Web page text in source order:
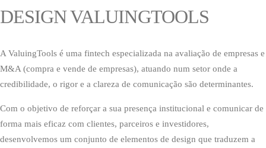
DESIGN VALUINGTOOLS
A ValuingTools é uma fintech especializada na avaliação de empresas e
M&A (compra e vende de empresas), atuando num setor onde a
credibilidade, o rigor e a clareza de comunicação são determinantes.
Com o objetivo de reforçar a sua presença institucional e comunicar de
forma mais eficaz com clientes, parceiros e investidores,
desenvolvemos um conjunto de elementos de design que traduzem a